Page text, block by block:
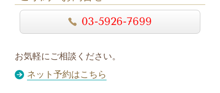
03-5926-7699
お気軽にご相談ください。
ネット予約はこちら